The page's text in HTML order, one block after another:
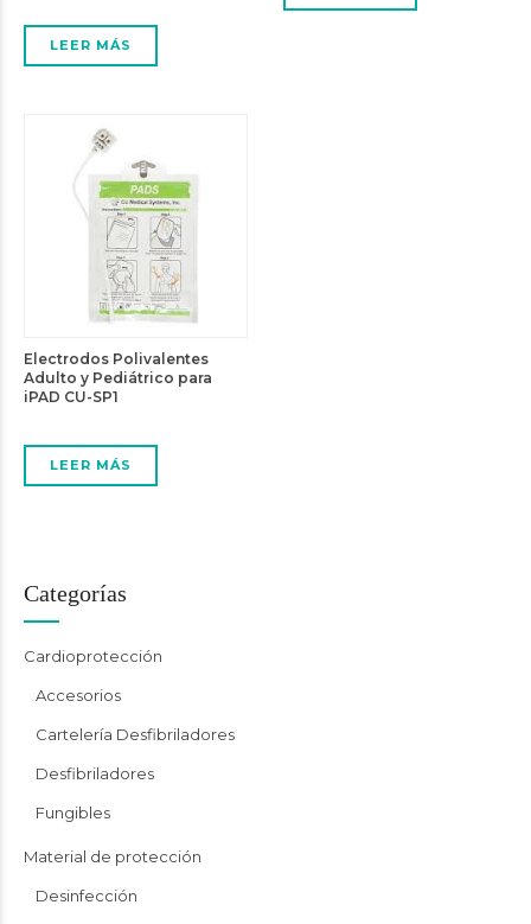
LEER MÁS
Electrodos Polivalentes
Adulto y Pediátrico para
iPAD CU-SP1
LEER MÁS
Categorías
Cardioprotección
Accesorios
Cartelería Desfibriladores
Desfibriladores
Fungibles
Material de protección
Desinfección